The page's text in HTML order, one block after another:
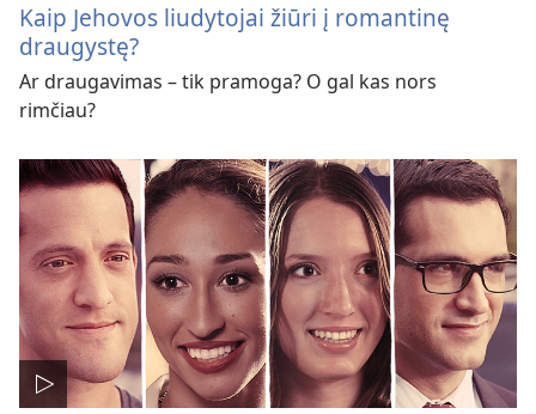
Kaip Jehovos liudytojai žiūri į romantinę
draugystę?
Ar draugavimas – tik pramoga? O gal kas nors
rimčiau?